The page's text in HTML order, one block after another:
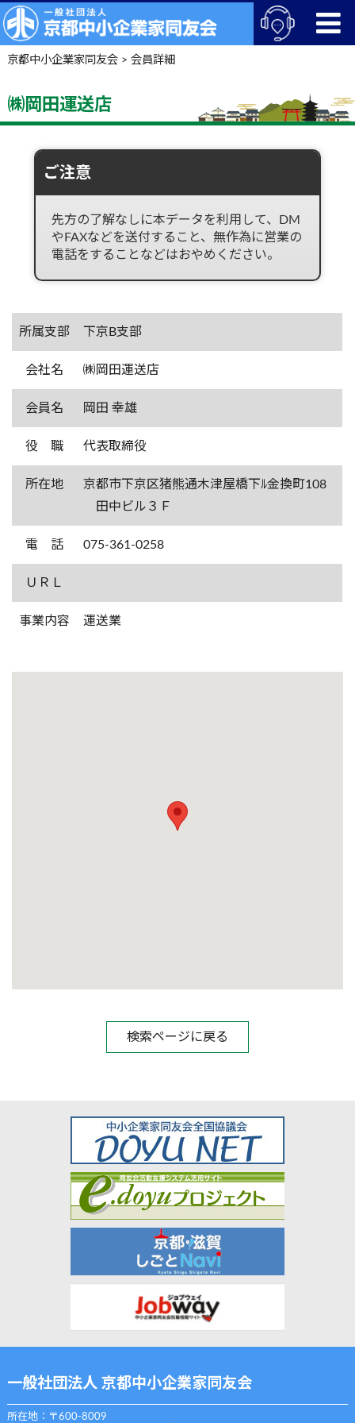
京都中小企業家同友会> 会員詳細
㈱岡田運送店
ご注意
先方の了解なしに本データを利用して、DM
やFAXなどを送付すること、無作為に営業の
電話をすることなどはおやめください。
所属支部 下京B支部
会社名 ㈱岡田運送店
会員名 岡田 幸雄
役 職 代表取締役
所在地
京都市下京区猪熊通木津屋橋下ﾙ金換町108
田中ビル３Ｆ
電 話 075-361-0258
ＵＲＬ
事業内容 運送業
検索ページに戻る
一般社団法人 京都中小企業家同友会
所在地：〒600-8009